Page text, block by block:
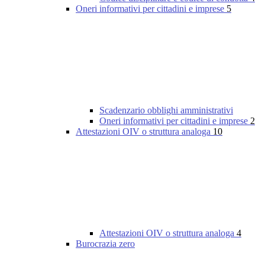
Oneri informativi per cittadini e imprese 5
Scadenzario obblighi amministrativi
Oneri informativi per cittadini e imprese 2
Attestazioni OIV o struttura analoga 10
Attestazioni OIV o struttura analoga 4
Burocrazia zero